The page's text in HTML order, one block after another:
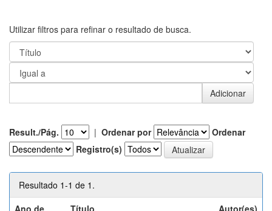
Utilizar filtros para refinar o resultado de busca.
Result./Pág. | Ordenar por
Ordenar
Registro(s)
Resultado 1-1 de 1.
Ano de
Título Autor(es)